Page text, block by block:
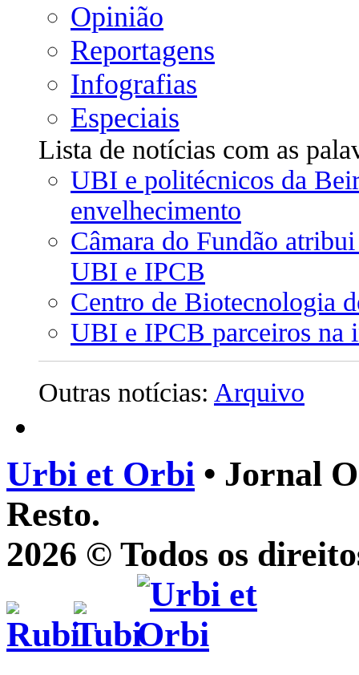
Opinião
Reportagens
Infografias
Especiais
Lista de notícias com as
UBI e politécnicos da
envelhecimento
Câmara do Fundão
UBI e IPCB
Centro de Biotecnologia
UBI e IPCB parceiros na
Outras notícias: Arquivo
Urbi et Orbi • Jornal
Resto.
2026 © Todos os